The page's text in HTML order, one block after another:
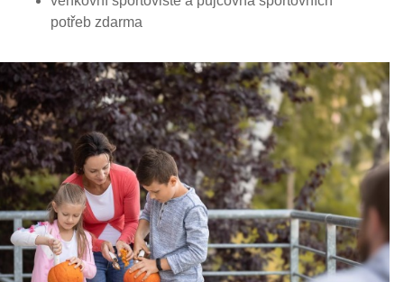
potřeb zdarma